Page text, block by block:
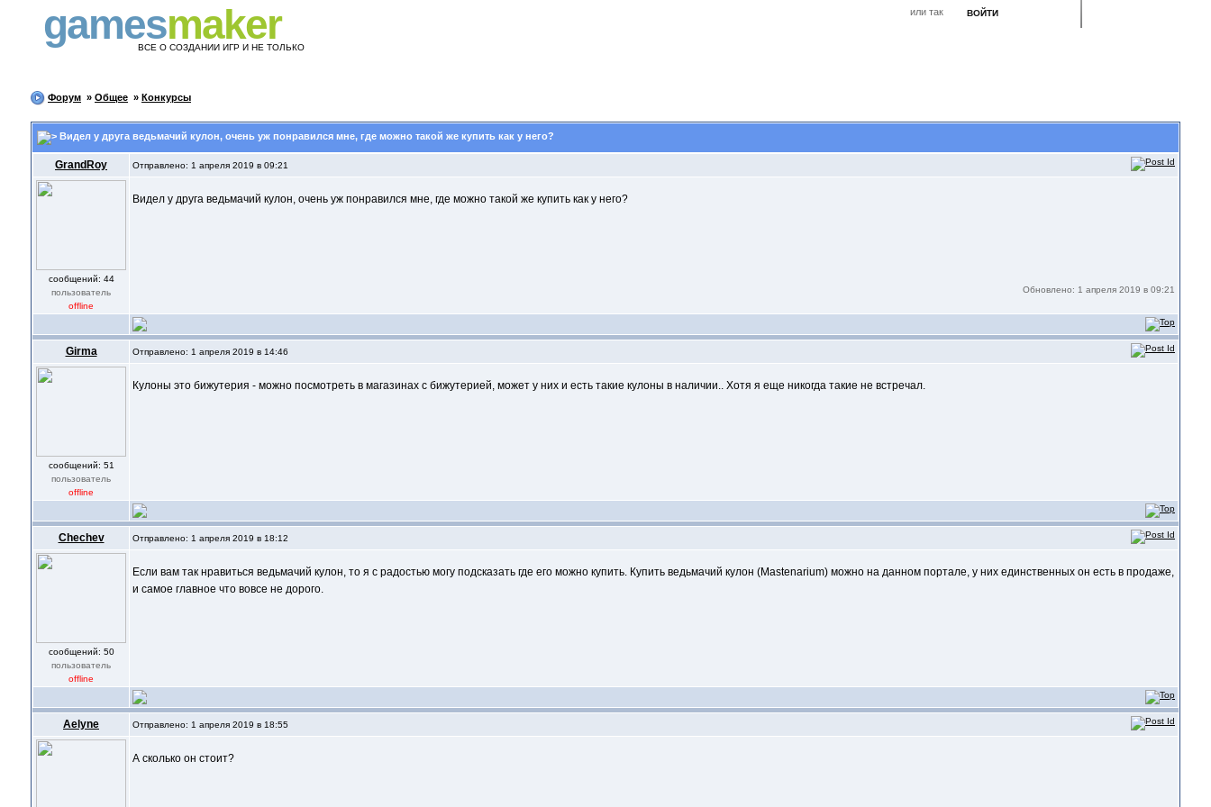
gamesmaker
ВСЕ О СОЗДАНИИ ИГР И НЕ ТОЛЬКО
или так ВОЙТИ
Форум » Общее » Конкурсы
Видел у друга ведьмачий кулон, очень уж понравился мне, где можно такой же купить как у него?
GrandRoy Отправлено: 1 апреля 2019 в 09:21
cообщений: 44
пользователь
offline
Видел у друга ведьмачий кулон, очень уж понравился мне, где можно такой же купить как у него?
Обновлено: 1 апреля 2019 в 09:21
Girma Отправлено: 1 апреля 2019 в 14:46
cообщений: 51
пользователь
offline
Кулоны это бижутерия - можно посмотреть в магазинах с бижутерией, может у них и есть такие кулоны в наличии.. Хотя я еще никогда такие не встречал.
Chechev Отправлено: 1 апреля 2019 в 18:12
cообщений: 50
пользователь
offline
Если вам так нравиться ведьмачий кулон, то я с радостью могу подсказать где его можно купить. Купить ведьмачий кулон (Mastenarium) можно на данном портале, у них единственных он есть в продаже,
и самое главное что вовсе не дорого.
Aelyne Отправлено: 1 апреля 2019 в 18:55
А сколько он стоит?